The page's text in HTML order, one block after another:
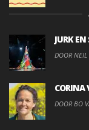
JURK
DOOR
CORINA
DOOR BO